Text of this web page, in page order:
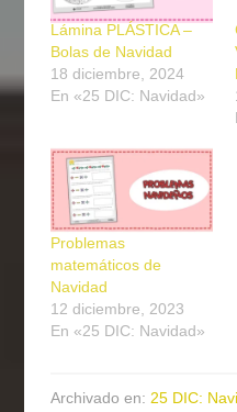
Lámina PLÁSTICA –
Bolas de Navidad
18 diciembre, 2024
En «25 DIC: Navidad»
Problemas
matemáticos de
Navidad
12 diciembre, 2023
En «25 DIC: Navidad»
Archivado en: 25 DIC: